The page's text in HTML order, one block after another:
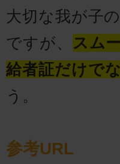
大切な我が子
ですが、 スム
給者証だけで
う。
参考URL